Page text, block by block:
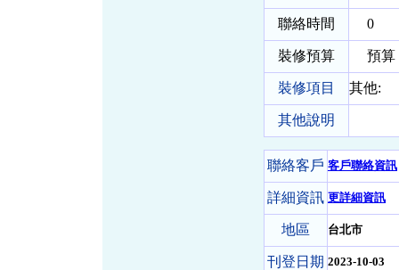
聯絡時間 0
裝修預算 預算
裝修項目 其他:
其他說明
聯絡客戶 客戶聯絡資訊
詳細資訊 更詳細資訊
地區 台北市
刊登日期 2023-10-03